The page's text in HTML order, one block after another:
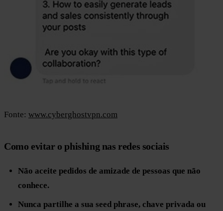
Fonte: www.cyberghostvpn.com
Como evitar o phishing nas redes sociais
Não aceite pedidos de amizade de pessoas que não
conhece.
Nunca partilhe a sua seed phrase, chave privada ou